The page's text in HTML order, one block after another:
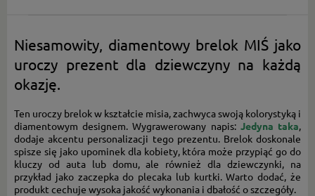
Niesamowity, diamentowy brelok MIŚ jako
uroczy prezent dla dziewczyny na każdą
okazję.
Ten uroczy brelok w kształcie misia, zachwyca swoją kolorystyką i
diamentowym designem. Wygrawerowany napis: Jedyna taka,
dodaje akcentu personalizacji tego prezentu. Brelok doskonale
spisze się jako upominek dla kobiety, która może przypiąć go do
kluczy od auta lub domu, ale również dla dziewczynki, na
przykład jako zaczepka do plecaka lub kurtki. Warto dodać, że
produkt cechuje wysoka jakość wykonania i dbałość o szczegóły.